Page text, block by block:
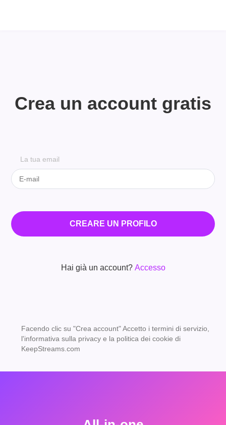
Crea un account gratis
La tua email
CREARE UN PROFILO
Hai già un account?Accesso
Facendo clic su "Crea account" Accetto i termini di servizio,
l'informativa sulla privacy e la politica dei cookie di
KeepStreams.com